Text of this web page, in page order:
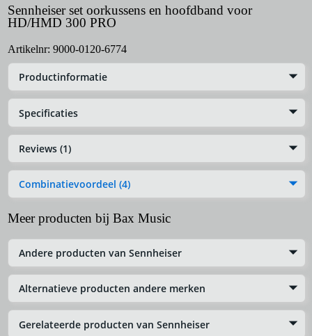
Sennheiser set oorkussens en hoofdband voor
HD/HMD 300 PRO
Artikelnr: 9000-0120-6774
Productinformatie
Specificaties
Reviews (1)
Combinatievoordeel (4)
Meer producten bij Bax Music
Andere producten van Sennheiser
Alternatieve producten andere merken
Gerelateerde producten van Sennheiser